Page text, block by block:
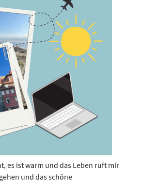
es ist warm und das Leben ruft mir
und das schöne